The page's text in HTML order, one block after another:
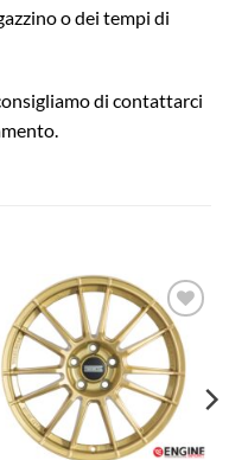
o dei tempi di
di contattarci
Aggiungi
alla lista
dei
desideri